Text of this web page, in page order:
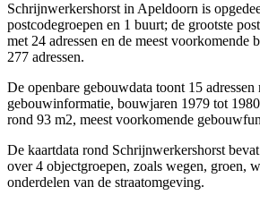
Schrijnwerkershorst in Apeldoorn is
postcodegroepen en 1 buurt; de grootste
met 24 adressen en de meest voorkomende
277 adressen.
De openbare gebouwdata toont 15 adressen
gebouwinformatie, bouwjaren 1979 tot
rond 93 m2, meest voorkomende
De kaartdata rond Schrijnwerkershorst
over 4 objectgroepen, zoals wegen, groen,
onderdelen van de straatomgeving.